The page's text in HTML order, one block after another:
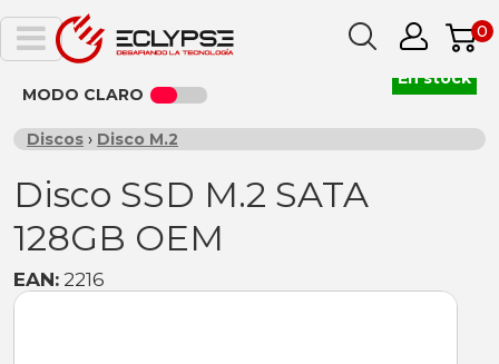
0
MODO CLARO
Discos › Disco M.2
Disco SSD M.2 SATA
128GB OEM
EAN: 2216
En stock